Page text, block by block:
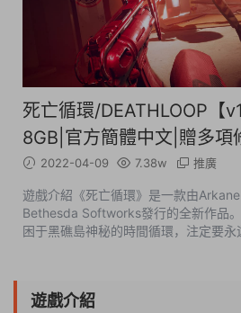
死亡循環/DEATHLOOP【
8GB|官方簡體中文|贈多項
2022-04-09 7.38w 推廣
遊戲介紹《死亡循環》是一款由Arkane
Bethesda Softworks發行的全新作品
困于黑礁島神秘的時間循環，注定要永
遊戲介紹